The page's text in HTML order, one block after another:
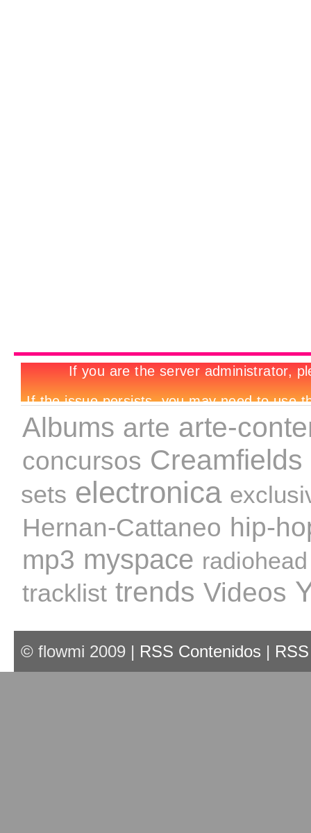
Albums arte arte-
concursos
sets electronica
Hernan-Cattaneo hip-
mp3 myspace radiohead
tracklist trends Videos
© flowmi 2009 | RSS Contenidos |